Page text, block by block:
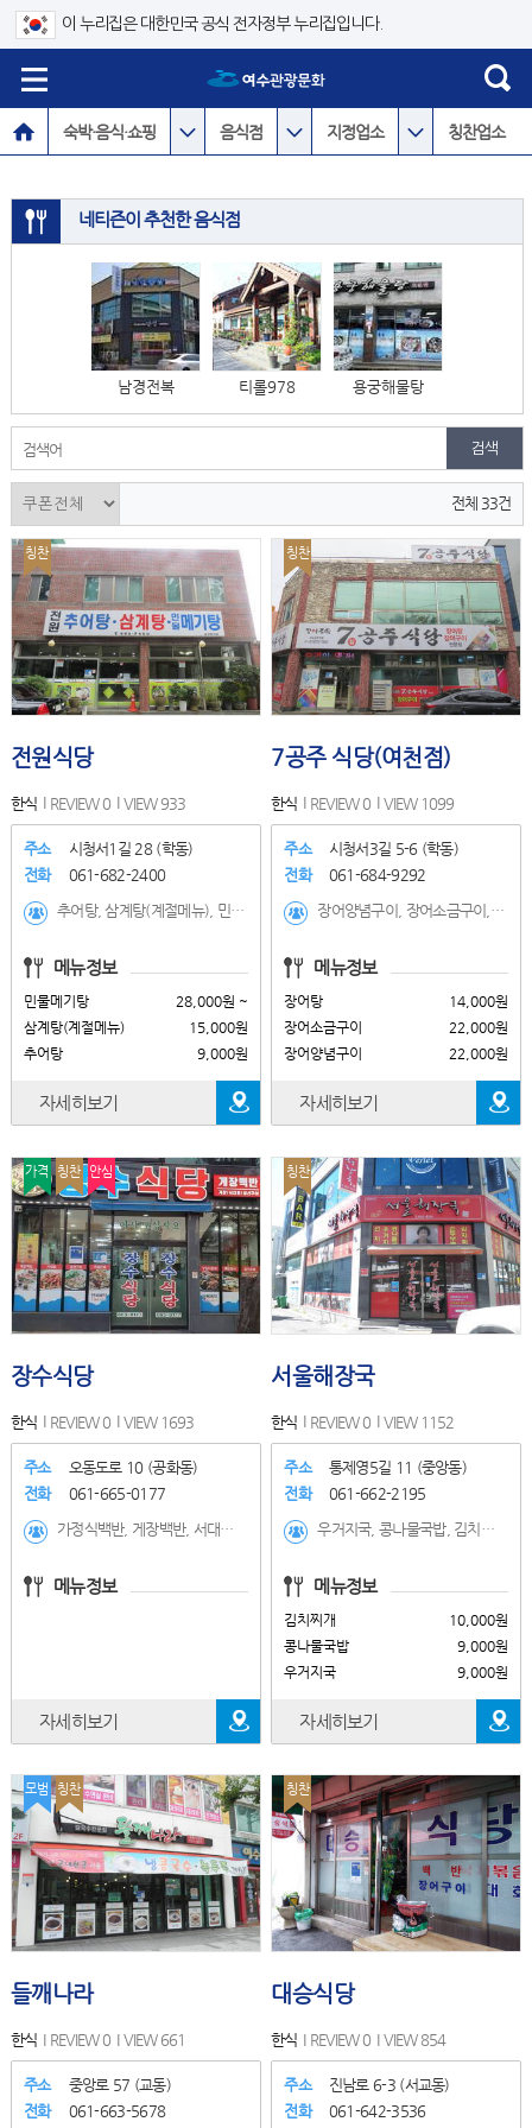
이 누리집은 대한민국 공식 전자정부 누리집입니다.
숙박·음식·쇼핑 음식점 지정업소 칭찬업소
네티즌이 추천한 음식점
남경전복 티롤978 용궁해물탕
검색어
전체 33건
칭찬
전원식당
한식 REVIEW 0 VIEW 933
주소
시청서1길 28 (학동)
전화
061-682-2400
추어탕, 삼계탕(계절메뉴), 민물메기탕
메뉴정보
민물메기탕
28,000원 ~
삼계탕(계절메뉴)
15,000원
추어탕
9,000원
자세히보기
칭찬
7공주 식당(여천점)
한식 REVIEW 0 VIEW 1099
주소
시청서3길 5-6 (학동)
전화
061-684-9292
장어양념구이, 장어소금구이, 장어탕
메뉴정보
장어탕
14,000원
장어소금구이
22,000원
장어양념구이
22,000원
자세히보기
가격 칭찬 안심
장수식당
한식 REVIEW 0 VIEW 1693
주소
오동도로 10 (공화동)
전화
061-665-0177
가정식백반, 게장백반, 서대회, 갈치조림, 갈치구이, 생선구이, 제육볶음
메뉴정보
자세히보기
칭찬
서울해장국
한식 REVIEW 0 VIEW 1152
주소
통제영5길 11 (중앙동)
전화
061-662-2195
우거지국, 콩나물국밥, 김치찌개, 선지국, 순두부백반
메뉴정보
김치찌개
10,000원
콩나물국밥
9,000원
우거지국
9,000원
자세히보기
모범 칭찬
들깨나라
한식 REVIEW 0 VIEW 661
주소
중앙로 57 (교동)
전화
061-663-5678
칭찬
대승식당
한식 REVIEW 0 VIEW 854
주소
진남로 6-3 (서교동)
전화
061-642-3536